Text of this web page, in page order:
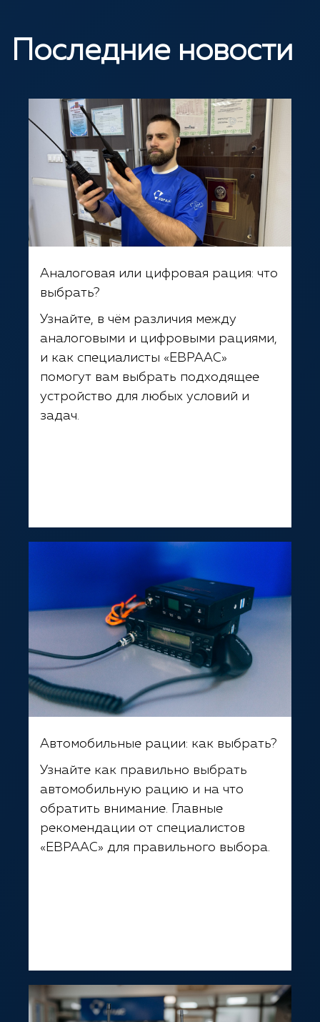
Последние новости
Аналоговая или цифровая рация: что
выбрать?
Узнайте, в чём различия между
аналоговыми и цифровыми рациями,
и как специалисты «ЕВРААС»
помогут вам выбрать подходящее
устройство для любых условий и
задач.
Автомобильные рации: как выбрать?
Узнайте как правильно выбрать
автомобильную рацию и на что
обратить внимание. Главные
рекомендации от специалистов
«ЕВРААС» для правильного выбора.